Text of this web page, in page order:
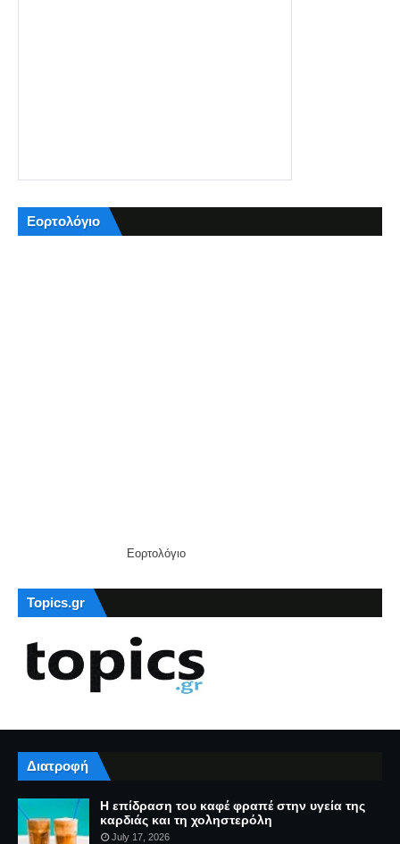
Εορτολόγιο
Εορτολόγιο
Topics.gr
Διατροφή
Η επίδραση του καφέ φραπέ στην υγεία της
καρδιάς και τη χοληστερόλη
July 17, 2026